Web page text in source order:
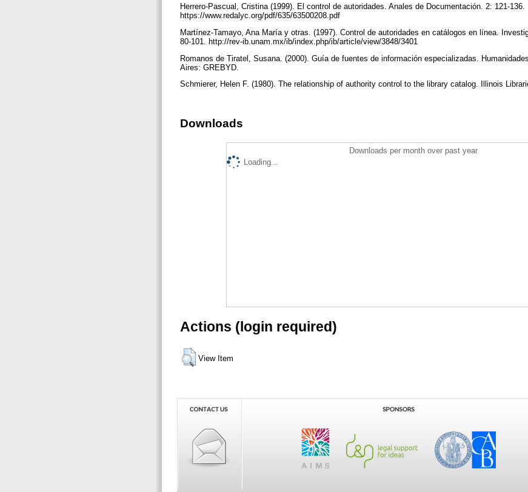
Herrero-Pascual, Cristina (1999). El control de autoridades. Anales de Documentación. 2: 121-136.
https://www.redalyc.org/pdf/635/63500208.pdf
Martínez-Tamayo, Ana María y otras. (1997). Control de autoridades en catálogos en línea.
80-101. http://rev-ib.unam.mx/ib/index.php/ib/article/view/3848/3401
Romanos de Tiratel, Susana. (2000). Guía de fuentes de información especializadas.
Aires: GREBYD.
Schmierer, Helen F. (1980). The relationship of authority control to the library catalog. Illinois
Downloads
Downloads per month over past year
Loading...
Actions (login required)
View Item